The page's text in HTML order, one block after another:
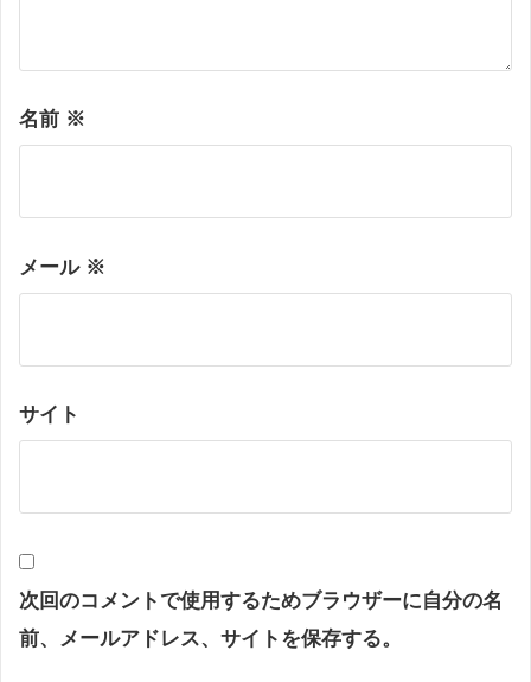
名前 ※
メール ※
サイト
次回のコメントで使用するためブラウザーに自分の名
前、メールアドレス、サイトを保存する。